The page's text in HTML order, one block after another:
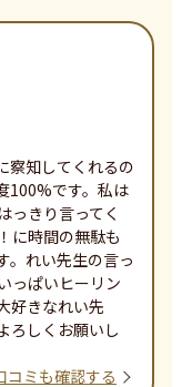
察知してくれるの
100%です。私は
っきり言ってく
に時間の無駄も
。れい先生の言っ
っぱいヒーリン
好きなれい先
ろしくお願いし
コミも確認する